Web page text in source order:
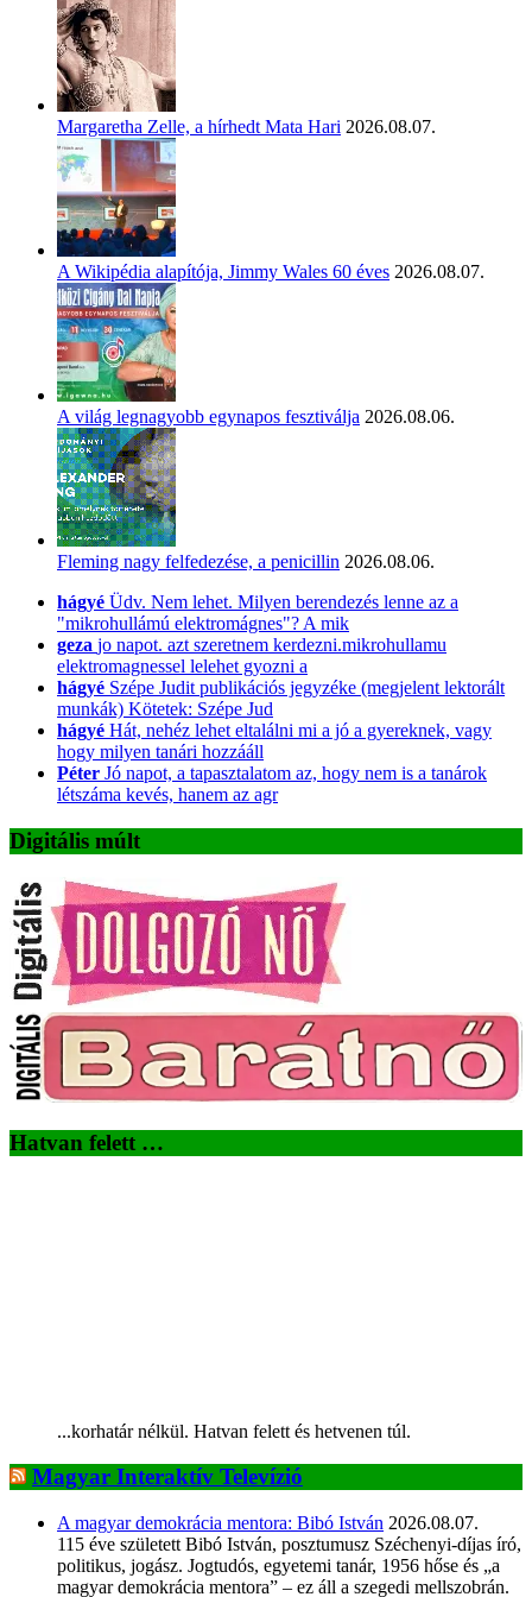
Margaretha Zelle, a hírhedt Mata Hari 2026.08.07.
A Wikipédia alapítója, Jimmy Wales 60 éves 2026.08.07.
A világ legnagyobb egynapos fesztiválja 2026.08.06.
Fleming nagy felfedezése, a penicillin 2026.08.06.
hágyé Üdv. Nem lehet. Milyen berendezés lenne az a
"mikrohullámú elektromágnes"? A mik
geza jo napot. azt szeretnem kerdezni.mikrohullamu
elektromagnessel lelehet gyozni a
hágyé Szépe Judit publikációs jegyzéke (megjelent lektorált
munkák) Kötetek: Szépe Jud
hágyé Hát, nehéz lehet eltalálni mi a jó a gyereknek, vagy
hogy milyen tanári hozzááll
Péter Jó napot, a tapasztalatom az, hogy nem is a tanárok
létszáma kevés, hanem az agr
Digitális múlt
Hatvan felett …
...korhatár nélkül. Hatvan felett és hetvenen túl.
Magyar Interaktív Televízió
A magyar demokrácia mentora: Bibó István 2026.08.07.
115 éve született Bibó István, posztumusz Széchenyi-díjas író,
politikus, jogász. Jogtudós, egyetemi tanár, 1956 hőse és „a
magyar demokrácia mentora” – ez áll a szegedi mellszobrán.